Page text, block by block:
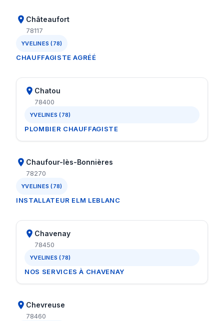
Châteaufort
78117
YVELINES (78)
CHAUFFAGISTE AGRÉÉ
Chatou
78400
YVELINES (78)
PLOMBIER CHAUFFAGISTE
Chaufour-lès-Bonnières
78270
YVELINES (78)
INSTALLATEUR ELM LEBLANC
Chavenay
78450
YVELINES (78)
NOS SERVICES À CHAVENAY
Chevreuse
78460